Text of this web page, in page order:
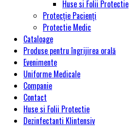
Huse si Folii Protectie
Protecție Pacienți
Protectie Medic
Cataloage
Produse pentru îngrijirea orală
Evenimente
Uniforme Medicale
Companie
Contact
Huse si Folii Protectie
Dezinfectanti Klintensiv